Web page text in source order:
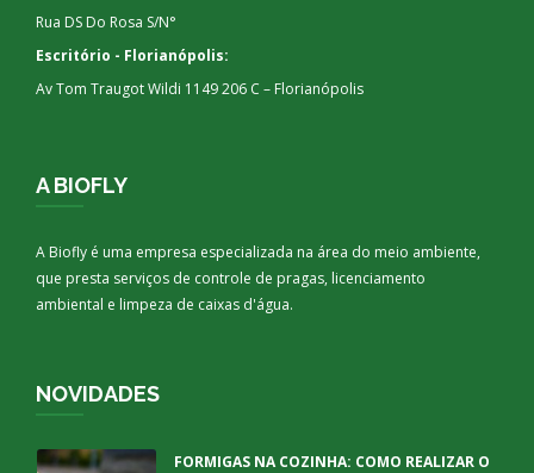
Rua DS Do Rosa S/N°
Escritório - Florianópolis:
Av Tom Traugot Wildi 1149 206 C – Florianópolis
A BIOFLY
A Biofly é uma empresa especializada na área do meio ambiente,
que presta serviços de controle de pragas, licenciamento
ambiental e limpeza de caixas d'água.
NOVIDADES
FORMIGAS NA COZINHA: COMO REALIZAR O